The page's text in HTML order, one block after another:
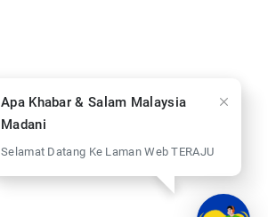
Apa Khabar & Salam Malaysia
Madani
Selamat Datang Ke Laman Web TERAJU